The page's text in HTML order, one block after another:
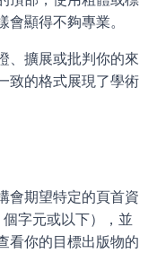
顯得不夠專業。
、擴展或批判你的來
致的格式展現了學術
會期望特定的頁首資
字元或以下），並
看你的目標出版物的